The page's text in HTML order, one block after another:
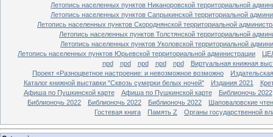
Летопись населенных пунктов Никаноровской территориальной
Летопись населенных пунктов Сапрыкинской территориальной
Летопись населенных пунктов Скороднянской территориальной
Летопись населенных пунктов Толстянской территориальной
Летопись населенных пунктов Уколовской территориальной
Летопись населенных пунктов Юрьевской территориальной администрации
npd
npd npd npd npd
Виртуальная книжная
Проект «Разноцветное настроение: и невозможное возможно
Каталог книжной выставки "Сквозь сумерки белых ночей"
Издания 2021
Афиша по Пушкинской карте
Афиша по Пушкинской карте
Библионочь 2022
Библионочь 2022
Библионочь 2022 Библионочь 2022
Шаповаловские
Гостевая книга
Память Z Органы государственной